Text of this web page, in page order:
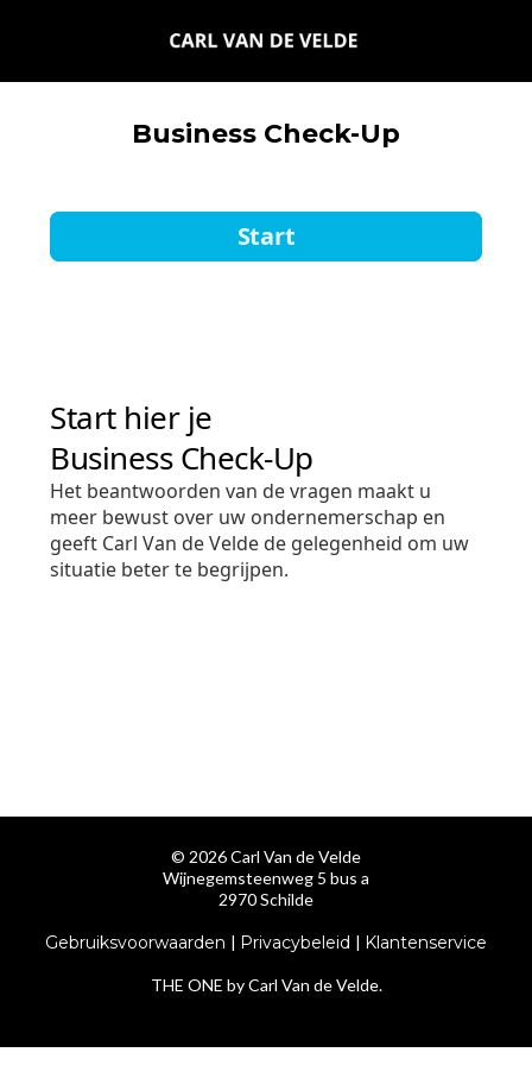
Business Check-Up
© 2026 Carl Van de Velde
Wijnegemsteenweg 5 bus a
2970 Schilde
Gebruiksvoorwaarden | Privacybeleid | Klantenservice
THE ONE by Carl Van de Velde.